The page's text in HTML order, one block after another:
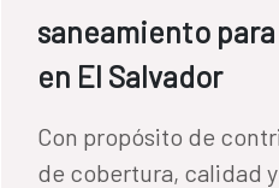
saneamiento
en El Salvador
Con propósito de
de cobertura, calidad